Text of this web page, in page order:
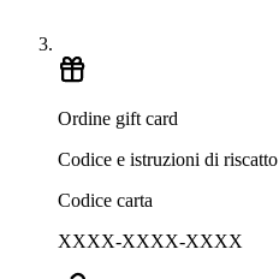
Ordine gift card
Codice e istruzioni di riscatto
Codice carta
XXXX-XXXX-XXXX